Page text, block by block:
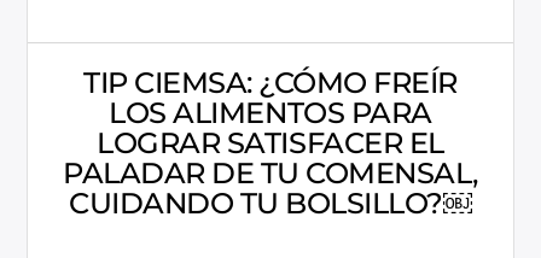
TIP CIEMSA: ¿CÓMO FREÍR
LOS ALIMENTOS PARA
LOGRAR SATISFACER EL
PALADAR DE TU COMENSAL,
CUIDANDO TU BOLSILLO?￼